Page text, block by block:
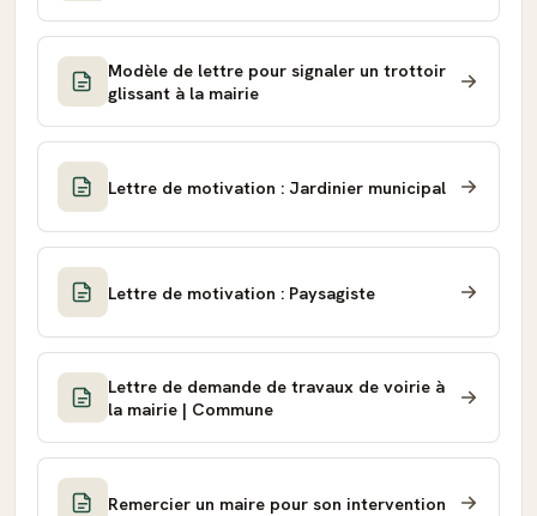
Modèle de lettre pour signaler un trottoir
glissant à la mairie
Lettre de motivation : Jardinier municipal
Lettre de motivation : Paysagiste
Lettre de demande de travaux de voirie à
la mairie | Commune
Remercier un maire pour son intervention